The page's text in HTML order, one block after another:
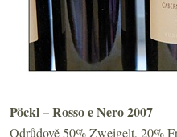
Pöckl – Rosso e Nero 2007
Odrůdově 50% Zweigelt, 20%